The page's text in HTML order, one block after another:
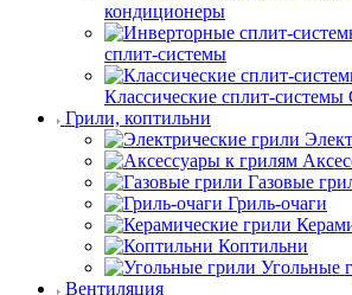
кондиционеры
сплит-системы
Классические сплит-системы
Грили, коптильни
Газовые
Гриль-очаги
Коптильни
Угольные
Вентиляция